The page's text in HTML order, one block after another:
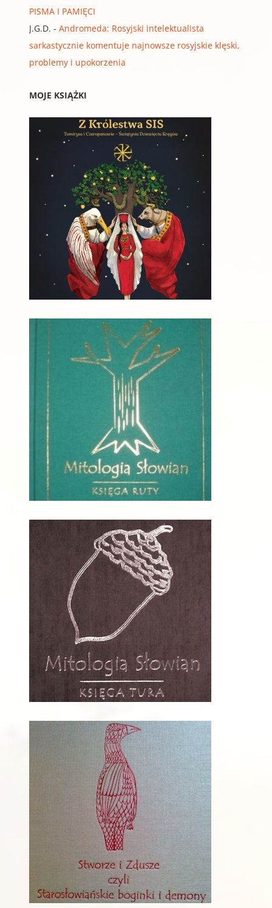
PISMA I PAMIĘCI
J.G.D. - Andromeda: Rosyjski intelektualista
sarkastycznie komentuje najnowsze rosyjskie klęski,
problemy i upokorzenia
MOJE KSIĄŻKI